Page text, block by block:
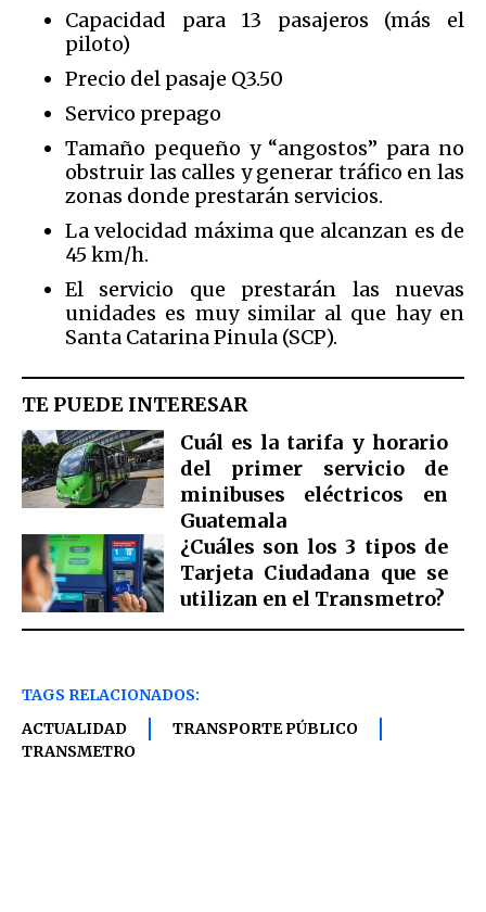
Capacidad para 13 pasajeros (más el
piloto)
Precio del pasaje Q3.50
Servico prepago
Tamaño pequeño y “angostos” para no
obstruir las calles y generar tráfico en las
zonas donde prestarán servicios.
La velocidad máxima que alcanzan es de
45 km/h.
El servicio que prestarán las nuevas
unidades es muy similar al que hay en
Santa Catarina Pinula (SCP).
TE PUEDE INTERESAR
Cuál es la tarifa y horario
del primer servicio de
minibuses eléctricos en
Guatemala
¿Cuáles son los 3 tipos de
Tarjeta Ciudadana que se
utilizan en el Transmetro?
TAGS RELACIONADOS:
ACTUALIDAD
TRANSPORTE PÚBLICO
TRANSMETRO